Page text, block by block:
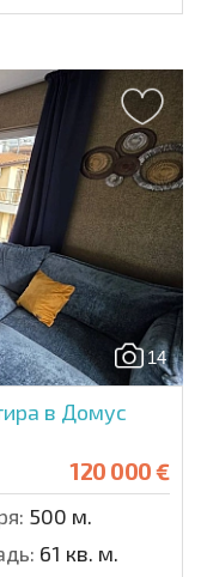
14
в Домус
120 000 €
500 м.
61 кв. м.